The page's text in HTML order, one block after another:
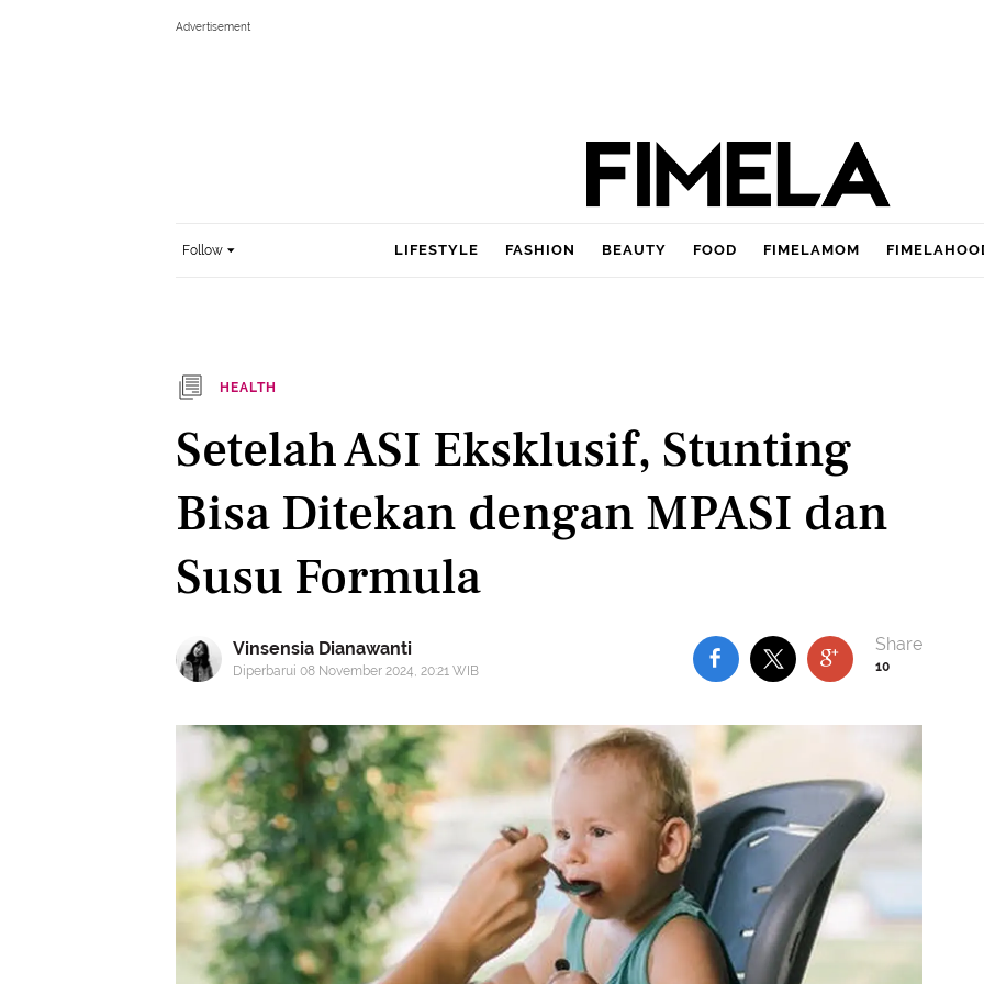
Follow LIFESTYLE FASHION BEAUTY FOOD FIMELAMOM
HEALTH
Setelah ASI Eksklusif, Stunting
Bisa Ditekan dengan MPASI dan
Susu Formula
Vinsensia Dianawanti
Diperbarui 08 November 2024, 20:21 WIB 10